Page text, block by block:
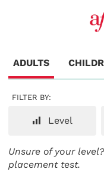
ADULTS
FILTER BY:
Level
Unsure of your
placement test.